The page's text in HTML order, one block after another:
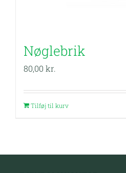
Nøglebrik
80,00 kr.
Tilføj til kurv